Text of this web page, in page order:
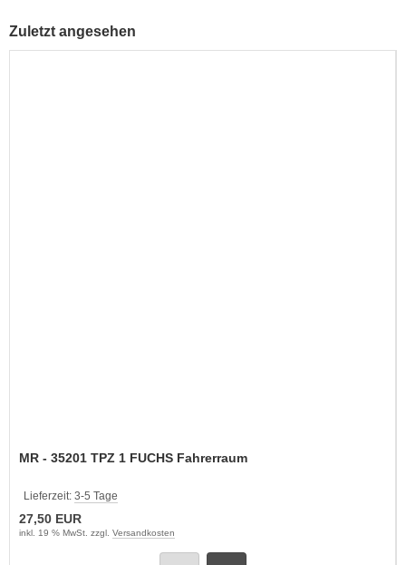
Zuletzt angesehen
MR - 35201 TPZ 1 FUCHS Fahrerraum
Lieferzeit: 3-5 Tage
27,50 EUR
inkl. 19 % MwSt. zzgl. Versandkosten